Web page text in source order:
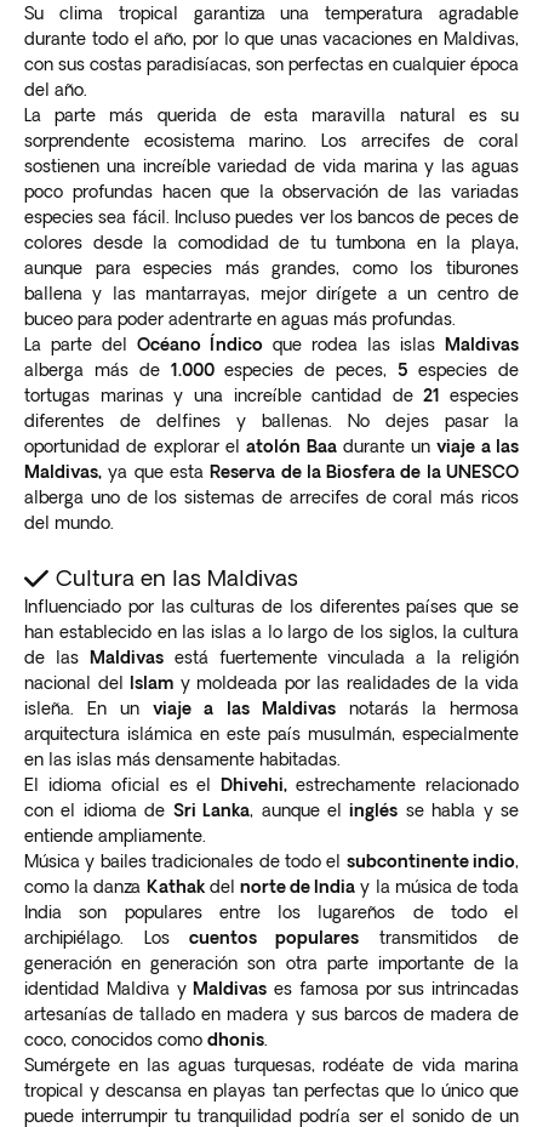
Su clima tropical garantiza una temperatura agradable
durante todo el año, por lo que unas vacaciones en Maldivas,
con sus costas paradisíacas, son perfectas en cualquier época
del año.
La parte más querida de esta maravilla natural es su
sorprendente ecosistema marino. Los arrecifes de coral
sostienen una increíble variedad de vida marina y las aguas
poco profundas hacen que la observación de las variadas
especies sea fácil. Incluso puedes ver los bancos de peces de
colores desde la comodidad de tu tumbona en la playa,
aunque para especies más grandes, como los tiburones
ballena y las mantarrayas, mejor dirígete a un centro de
buceo para poder adentrarte en aguas más profundas.
La parte delOcéano Índico que rodea las islas
Maldivas
alberga más de 1.000 especies de peces, 5 especies de
tortugas marinas y una increíble cantidad de21 especies
diferentes de delfines y ballenas. No dejes pasar la
oportunidad de explorar elatolón Baadurante unviaje a las
Maldivas, ya que esta Reserva de la Biosfera de la UNESCO
alberga uno de los sistemas de arrecifes de coral más ricos
del mundo.
Cultura en las Maldivas
Influenciado por las culturas de los diferentes países que se
han establecido en las islas a lo largo de los siglos, la cultura
de las
Maldivasestá fuertemente vinculada a la religión
nacional del
Islam y moldeada por las realidades de la vida
isleña. En unviaje a las Maldivasnotarás la hermosa
arquitectura islámica en este país musulmán, especialmente
en las islas más densamente habitadas.
El idioma oficial es el
Dhivehi,estrechamente relacionado
con el idioma de Sri Lanka, aunque elinglés se habla y se
entiende ampliamente.
Música y bailes tradicionales de todo el subcontinente indio,
como la danza Kathakdel norte de India y la música de toda
India son populares entre los lugareños de todo el
archipiélago. Loscuentos populares transmitidos de
generación en generación son otra parte importante de la
identidad Maldiva y Maldivas es famosa por sus intrincadas
artesanías de tallado en madera y sus barcos de madera de
coco, conocidos como dhonis
Sumérgete en las aguas turquesas, rodéate de vida marina
tropical y descansa en playas tan perfectas que lo único que
puede interrumpir tu tranquilidad podría ser el sonido de un